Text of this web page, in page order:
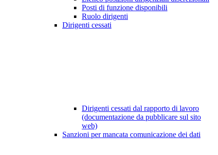
Posti di funzione disponibili
Ruolo dirigenti
Dirigenti cessati
Dirigenti cessati dal rapporto di lavoro
(documentazione da pubblicare sul sito
web)
Sanzioni per mancata comunicazione dei dati